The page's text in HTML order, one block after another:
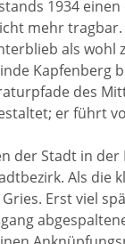
1934
mehr
als wohl
Kapfenberg
des
er führt
der Stadt in
Als die
Erst viel